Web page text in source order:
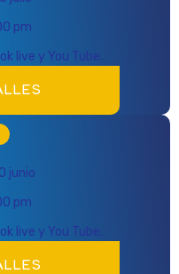
pm
live y You Tube.
junio
pm
live y You Tube.